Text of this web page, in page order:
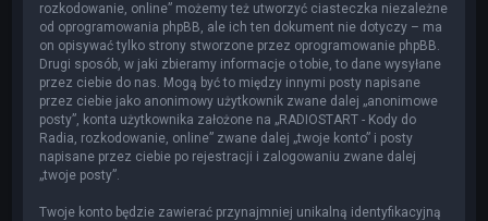
rozkodowanie, online” możemy też utworzyć ciasteczka niezależne
od oprogramowania phpBB, ale ich ten dokument nie dotyczy – ma
on opisywać tylko strony stworzone przez oprogramowanie phpBB.
Drugi sposób, w jaki zbieramy informacje o tobie, to dane wysyłane
przez ciebie do nas. Mogą być to między innymi posty napisane
przez ciebie jako anonimowy użytkownik zwane dalej „anonimowe
posty”, konta użytkownika założone na „RADIOSTART - Kody do
Radia, rozkodowanie, online” zwane dalej „twoje konto” i posty
napisane przez ciebie po rejestracji i zalogowaniu zwane dalej
„twoje posty”.
Twoje konto będzie zawierać przynajmniej unikalną identyfikacyjną